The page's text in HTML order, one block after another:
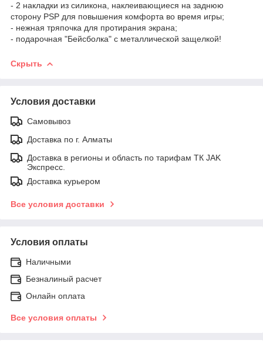
- 2 накладки из силикона, наклеивающиеся на заднюю
сторону PSP для повышения комфорта во время игры;
- нежная тряпочка для протирания экрана;
- подарочная "Бейсболка" с металлической защелкой!
Скрыть
Условия доставки
Самовывоз
Доставка по г. Алматы
Доставка в регионы и область по тарифам ТК JAK
Экспресс.
Доставка курьером
Все условия доставки
Условия оплаты
Наличными
Безналиный расчет
Онлайн оплата
Все условия оплаты